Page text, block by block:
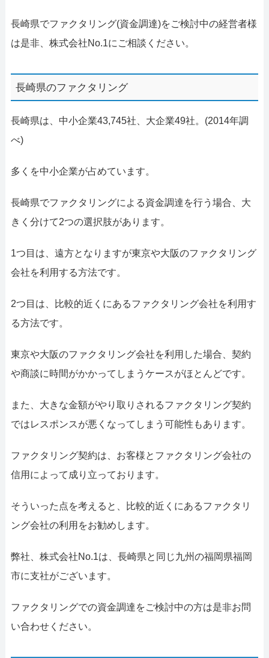
長崎県でファクタリング(資金調達)をご検討中の経営者様
は是非、株式会社No.1にご相談ください。
長崎県のファクタリング
長崎県は、中小企業43,745社、大企業49社。(2014年調
べ)
多くを中小企業が占めています。
長崎県でファクタリングによる資金調達を行う場合、大
きく分けて2つの選択肢があります。
1つ目は、遠方となりますが東京や大阪のファクタリング
会社を利用する方法です。
2つ目は、比較的近くにあるファクタリング会社を利用す
る方法です。
東京や大阪のファクタリング会社を利用した場合、契約
や商談に時間がかかってしまうケースがほとんどです。
また、大きな金額がやり取りされるファクタリング契約
ではレスポンスが悪くなってしまう可能性もあります。
ファクタリング契約は、お客様とファクタリング会社の
信用によって成り立っております。
そういった点を考えると、比較的近くにあるファクタリ
ング会社の利用をお勧めします。
弊社、株式会社No.1は、長崎県と同じ九州の福岡県福岡
市に支社がございます。
ファクタリングでの資金調達をご検討中の方は是非お問
い合わせください。